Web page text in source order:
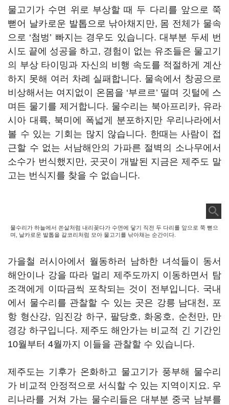
물고기가 수면 위로 부상할 때 두 다리를 앞으로 쭉
뻗어 날카로운 발톱으로 낚아채지만, 몸 전체가 물속
으로 ‘첨벙’ 빠지는 경우도 있습니다. 대부분 두세 번
시도 끝에 성공을 하고, 경험이 없는 유조들은 물고기
의 부상 타이밍과 자신의 비행 속도를 적절하게 계산
하지 못해 여러 차례 실패합니다. 물속에서 창공으로
비상해서는 여지없이 온몸을 ‘부르르’ 떨며 깃털에 스
며든 물기를 제거합니다. 물수리는 북아프리카, 유라
시아 대륙, 북미에 폭넓게 분포하지만 우리나라에서
볼 수 있는 기회는 많지 않습니다. 한때는 사람이 접
근할 수 없는 서남해안의 가파른 절벽의 소나무에서
소수가 번식했지만, 곳곳이 개발된 지금은 제주도 말
고는 번식지를 찾을 수 없습니다.
물수리가 하늘에서 쏜살처럼 내리꽂다가 수면에 닿기 직전 두 다리를 앞으로 쭉 뻗으
며, 날카로운 발톱을 갈코리처럼 모아 물고기를 낚아채는 순간이다.
가을철 러시아에서 월동하러 남하한 녀석들이 동서
해안이나 강을 따라 멀리 제주도까지 이동하면서 탐
조객에게 이따금씩 포착되는 것이 전부입니다. 국내
에서 물수리를 관찰할 수 있는 곳은 강릉 남대천, 포
항 형산강, 임진강 하구, 팔당호, 화옹호, 순천만, 만
경강 하구입니다. 제주도 해안가는 비교적 긴 기간인
10월부터 4월까지 이들을 관찰할 수 있습니다.
제주도는 기후가 온화하고 물고기가 풍부해 물수리
가 비교적 안정적으로 서식할 수 있는 지역이지요. 우
리나라를 거쳐 가는 물수리들은 대부분 중국 남부를